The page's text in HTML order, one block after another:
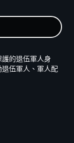
的退伍軍人身
伍軍人、軍人配